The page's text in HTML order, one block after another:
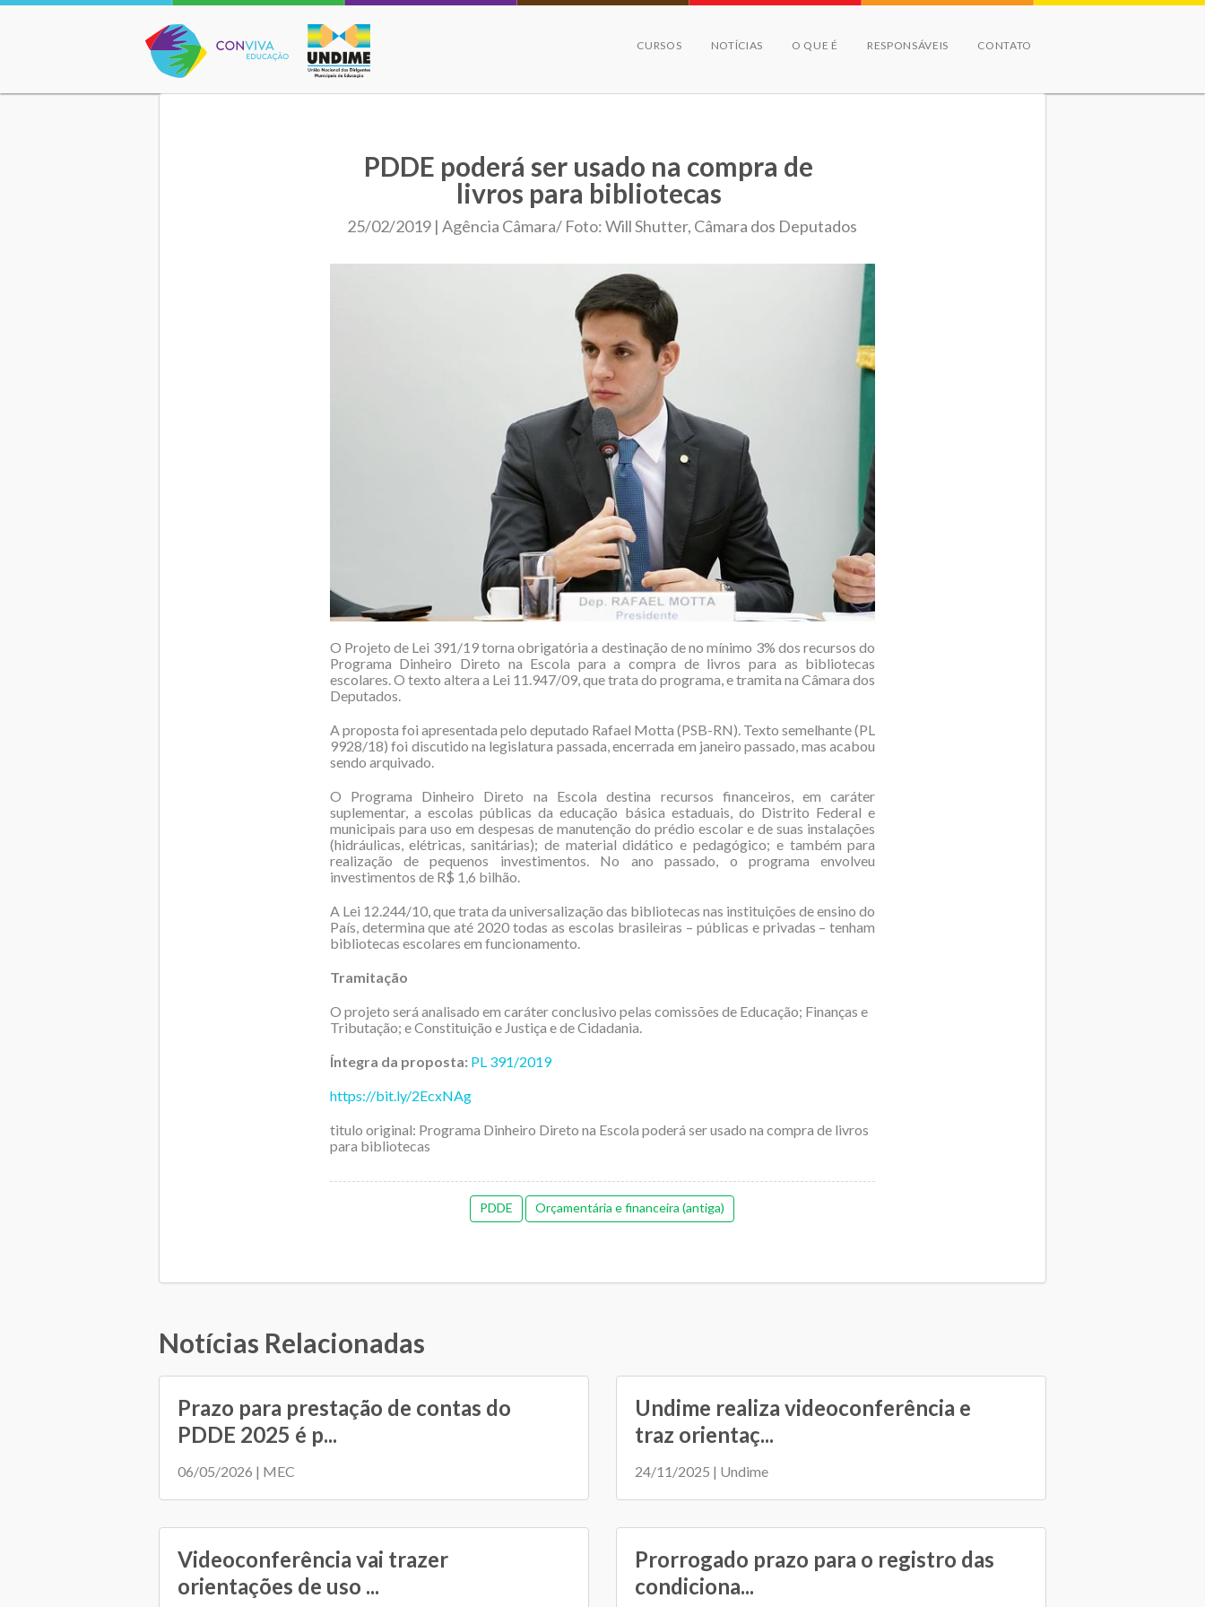
Conviva Educação
CURSOS NOTÍCIAS O QUE É RESPONSÁVEIS CONTATO
PDDE poderá ser usado na compra de
livros para bibliotecas
25/02/2019 | Agência Câmara/ Foto: Will Shutter, Câmara dos Deputados
O Projeto de Lei 391/19 torna obrigatória a destinação de no mínimo 3% dos recursos do
Programa Dinheiro Direto na Escola para a compra de livros para as bibliotecas
escolares. O texto altera a Lei 11.947/09, que trata do programa, e tramita na Câmara dos
Deputados.
A proposta foi apresentada pelo deputado Rafael Motta (PSB-RN). Texto semelhante (PL
9928/18) foi discutido na legislatura passada, encerrada em janeiro passado, mas acabou
sendo arquivado.
O Programa Dinheiro Direto na Escola destina recursos financeiros, em caráter
suplementar, a escolas públicas da educação básica estaduais, do Distrito Federal e
municipais para uso em despesas de manutenção do prédio escolar e de suas instalações
(hidráulicas, elétricas, sanitárias); de material didático e pedagógico; e também para
realização de pequenos investimentos. No ano passado, o programa envolveu
investimentos de R$ 1,6 bilhão.
A Lei 12.244/10, que trata da universalização das bibliotecas nas instituições de ensino do
País, determina que até 2020 todas as escolas brasileiras – públicas e privadas – tenham
bibliotecas escolares em funcionamento.
Tramitação
O projeto será analisado em caráter conclusivo pelas comissões de Educação; Finanças e
Tributação; e Constituição e Justiça e de Cidadania.
Íntegra da proposta: PL 391/2019
https://bit.ly/2EcxNAg
titulo original: Programa Dinheiro Direto na Escola poderá ser usado na compra de livros
para bibliotecas
PDDE Orçamentária e financeira (antiga)
Notícias Relacionadas
Prazo para prestação de contas do
PDDE 2025 é p...
06/05/2026 | MEC
Undime realiza videoconferência e
traz orientaç...
24/11/2025 | Undime
Videoconferência vai trazer
orientações de uso ...
Prorrogado prazo para o registro das
condiciona...